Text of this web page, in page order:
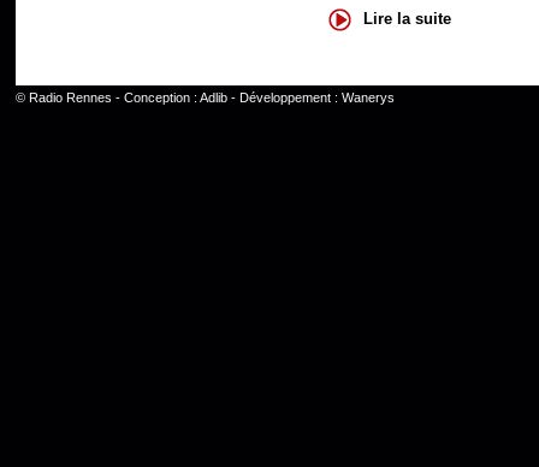
Lire la suite
© Radio Rennes - Conception : Adlib- Développement : Wanerys